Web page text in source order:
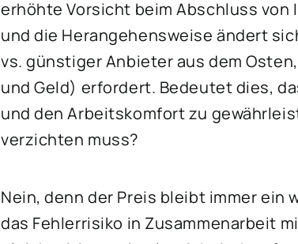
erhöhte Vorsicht beim Abschluss
und die Herangehensweise ändert
vs. günstiger Anbieter aus dem
und Geld) erfordert. Bedeutet dies,
und den Arbeitskomfort zu
verzichten muss?
Nein, denn der Preis bleibt immer ein
das Fehlerrisiko in Zusammenarbeit